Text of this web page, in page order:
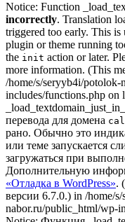
Notice: Function
incorrectly. Translation
triggered too early. This
plugin or theme running
the init action or later.
more information. (This
/home/s/seryyb4i/
includes/functions.php
перевода для домена
рано. Обычно это
или теме запускается
загружаться при
Дополнительную
«Отладка в WordPress».
версии 6.7.0.) in /home/
nabor.ru/public_html/wp-